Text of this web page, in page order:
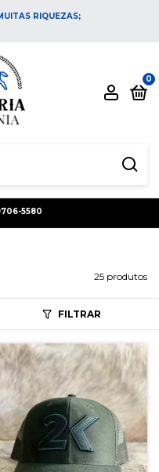
RIQUEZAS;
0
5580
25 produtos
FILTRAR